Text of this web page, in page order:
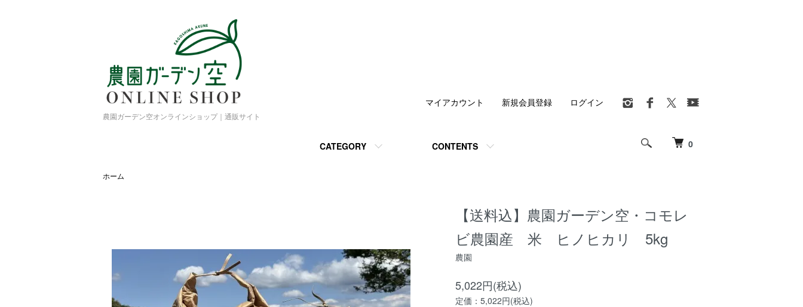
農園ガーデン空オンラインショップ｜通販サイト
0
CATEGORY CONTENTS
マイアカウント 新規会員登録 ログイン
ホーム
【送料込】農園ガーデン空・コモレ
ビ農園産 米 ヒノヒカリ 5kg
農園
5,022円(税込)
定価：5,022円(税込)